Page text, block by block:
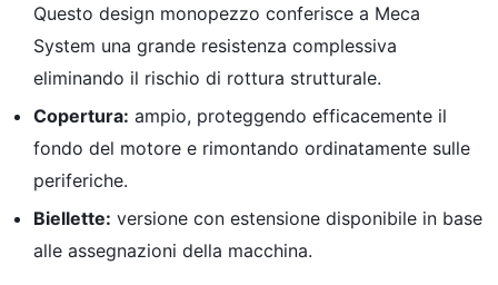
Questo design monopezzo conferisce a Meca
System una grande resistenza complessiva
eliminando il rischio di rottura strutturale.
Copertura: ampio, proteggendo efficacemente il
fondo del motore e rimontando ordinatamente sulle
periferiche.
Biellette: versione con estensione disponibile in base
alle assegnazioni della macchina.